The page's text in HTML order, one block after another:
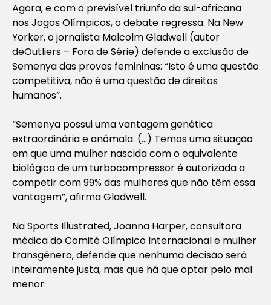
Agora, e com o previsível triunfo da sul-africana
nos Jogos Olímpicos, o debate regressa. Na New
Yorker, o jornalista Malcolm Gladwell (autor
deOutliers – Fora de Série) defende a exclusão de
Semenya das provas femininas: “Isto é uma questão
competitiva, não é uma questão de direitos
humanos”.
“Semenya possui uma vantagem genética
extraordinária e anómala. (…) Temos uma situação
em que uma mulher nascida com o equivalente
biológico de um turbocompressor é autorizada a
competir com 99% das mulheres que não têm essa
vantagem”, afirma Gladwell.
NaSports Illustrated, Joanna Harper, consultora
médica do Comité Olímpico Internacional e mulher
transgénero, defende que nenhuma decisão será
inteiramente justa, mas que há que optar pelo mal
menor.